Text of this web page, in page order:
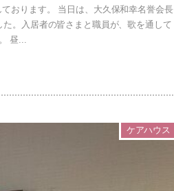
おります。 当日は、大久保和幸名誉会長
。入居者の皆さまと職員が、歌を通して
昼...
ケアハウス